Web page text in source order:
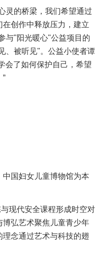
灵的桥梁，我们希望通过
创作中释放压力，建立
与"阳光暖心"公益项目的
、被听见"。公益小使者谭
会了如何保护自己，希望
国妇女儿童博物馆为本
现代安全课程形成时空对
弘艺术聚焦儿童青少年
念通过艺术与科技的翅